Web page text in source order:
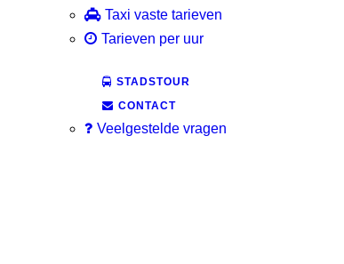
Taxi vaste tarieven
Tarieven per uur
STADSTOUR
CONTACT
Veelgestelde vragen